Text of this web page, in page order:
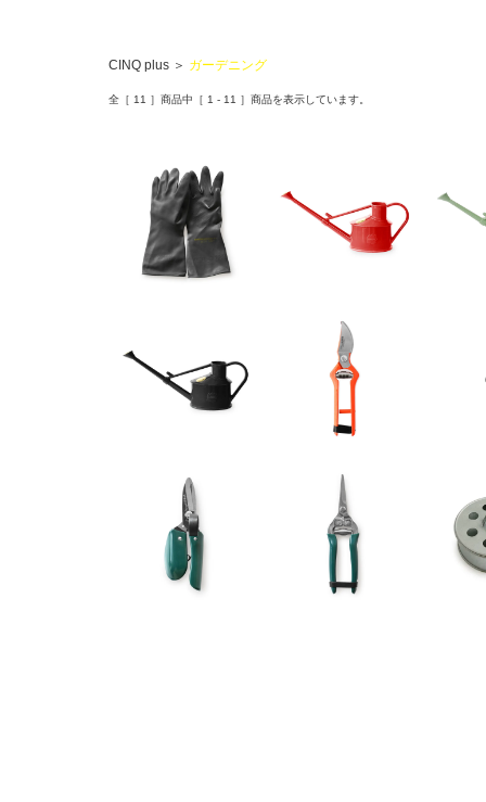
CINQ plus ＞ ガーデニング
全［ 11 ］商品中［ 1 - 11 ］商品を表示しています。